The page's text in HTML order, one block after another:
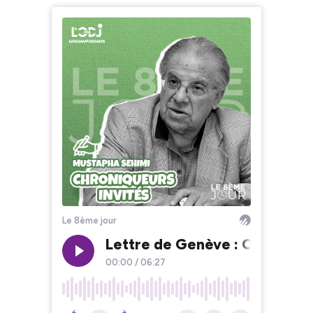
Le 8ème jour
Lettre de Genève : ONU,
00:00 / 06:27